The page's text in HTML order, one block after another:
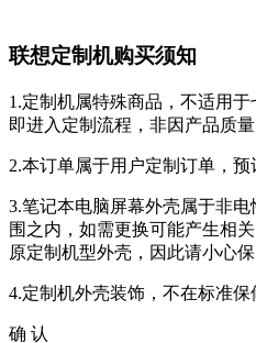
联想定制机购买须知
1.定制机属特殊商品，不适用
即进入定制流程，非因产品质
2.本订单属于用户定制订单，预
3.笔记本电脑屏幕外壳属于非
围之内，如需更换可能产生相
原定制机型外壳，因此请小心
4.定制机外壳装饰，不在标准保
确 认